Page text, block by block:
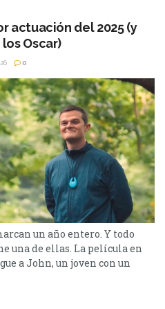
ser nominados más de
por...
actuación del 2025 (y
Oscar)
0
un año entero. Y todo
una de ellas. La película en
a John, un joven con un
por completo cuando,
tics involuntarios y